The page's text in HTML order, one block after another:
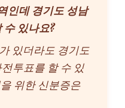
인데 경기도 성남
수 있나요?
있더라도 경기도
투표를 할 수 있
위한 신분증은